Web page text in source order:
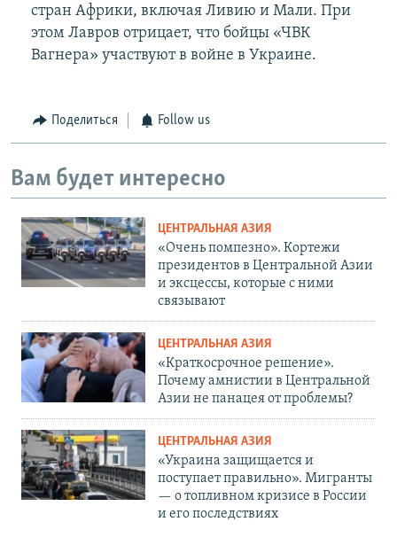
стран Африки, включая Ливию и Мали. При
этом Лавров отрицает, что бойцы «ЧВК
Вагнера» участвуют в войне в Украине.
Поделиться Follow us
Вам будет интересно
ЦЕНТРАЛЬНАЯ АЗИЯ
«Очень помпезно». Кортежи
президентов в Центральной Азии
и эксцессы, которые с ними
связывают
ЦЕНТРАЛЬНАЯ АЗИЯ
«Краткосрочное решение».
Почему амнистии в Центральной
Азии не панацея от проблемы?
ЦЕНТРАЛЬНАЯ АЗИЯ
«Украина защищается и
поступает правильно». Мигранты
— о топливном кризисе в России
и его последствиях